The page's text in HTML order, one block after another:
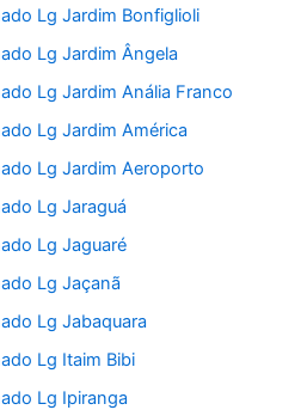
Lg Jardim Bonfiglioli
Lg Jardim Ângela
Lg Jardim Anália Franco
Lg Jardim América
Lg Jardim Aeroporto
Lg Jaraguá
Lg Jaguaré
Lg Jaçanã
Lg Jabaquara
Lg Itaim Bibi
Lg Ipiranga